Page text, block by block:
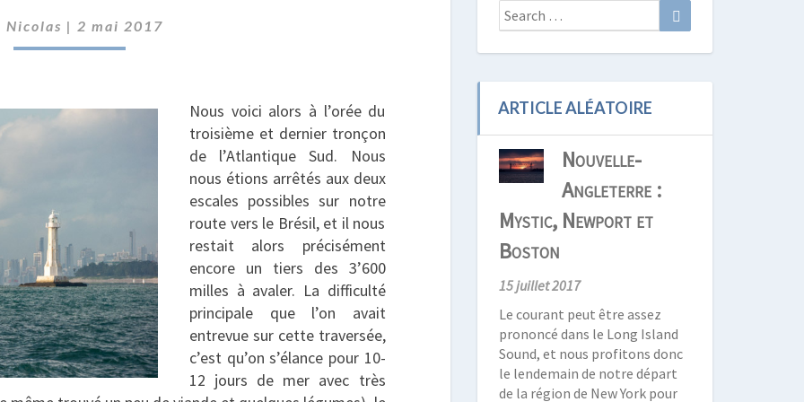
Nicolas | 2 mai 2017
Nous voici alors à l’orée du
troisième et dernier tronçon
de l’Atlantique Sud. Nous
nous étions arrêtés aux deux
escales possibles sur notre
route vers le Brésil, et il nous
restait alors précisément
encore un tiers des 3’600
milles à avaler. La difficulté
principale que l’on avait
entrevue sur cette traversée,
c’est qu’on s’élance pour 10-
12 jours de mer avec très
Search
for:
Search
ARTICLE ALÉATOIRE
Nouvelle-
Angleterre :
Mystic, Newport et
Boston
15 juillet 2017
Le courant peut être assez
prononcé dans le Long Island
Sound, et nous profitons donc
le lendemain de notre départ
de la région de New York pour